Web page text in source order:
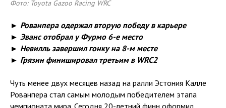
Фото: Toyota Gazoo Racing WRC
► Рованпера одержал вторую победу в карьере
► Эванс отобрал у Фурмо 6-е место
► Невилль завершил гонку на 8-м месте
► Грязин финишировал третьим в WRC2
Чуть менее двух месяцев назад на ралли Эстония Калле
Рованпера стал самым молодым победителем этапа
чемпионата мира. Сегодня 20-летний финн оформил